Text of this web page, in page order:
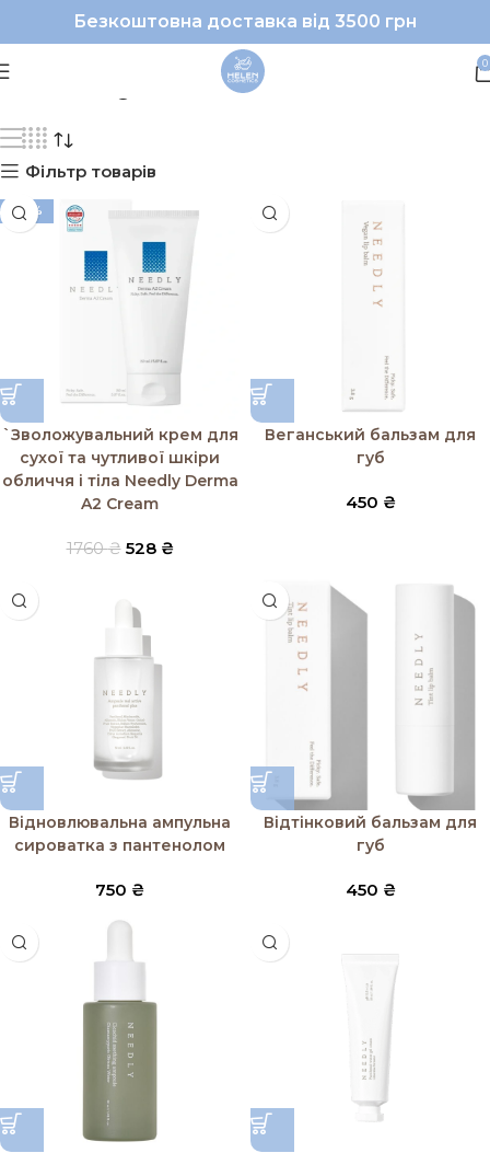
Безкоштовна доставка від 3500 грн
0
Needly
Фільтр товарів
-70%
`Зволожувальний крем для
сухої та чутливої шкіри
обличчя і тіла Needly Derma
A2 Cream
1760₴ 528 ₴
Веганський бальзам для
губ
450 ₴
Відновлювальна ампульна
сироватка з пантенолом
750 ₴
Відтінковий бальзам для
губ
450 ₴